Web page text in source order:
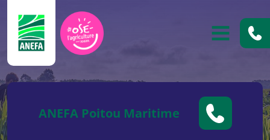
OUVRIR
ANEFA Poitou Maritime